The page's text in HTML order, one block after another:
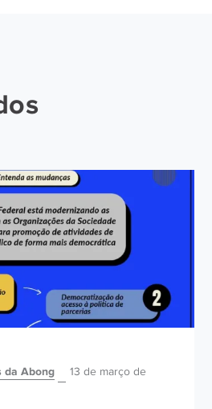
da Abong
13 de março de